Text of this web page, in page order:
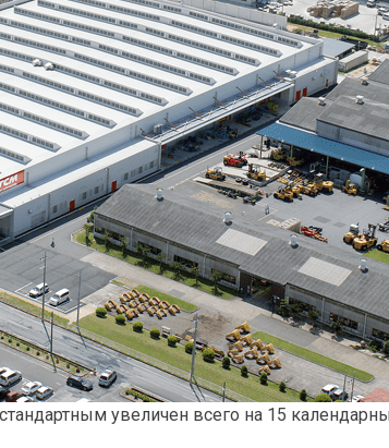
увеличен всего на 15